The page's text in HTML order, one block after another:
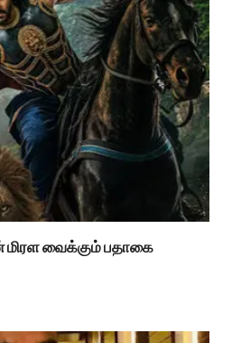
மிரள வைக்கும் பதாகை